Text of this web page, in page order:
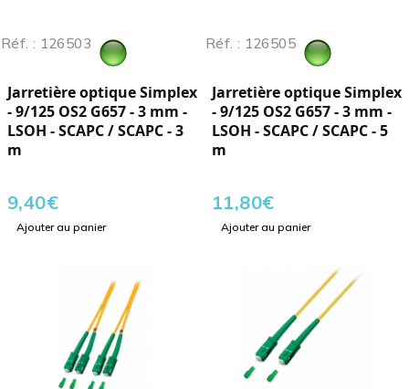
Réf. : 126503
Jarretière optique Simplex
- 9/125 OS2 G657 - 3 mm -
LSOH - SCAPC / SCAPC - 3
m
9,40€
Ajouter au panier
Réf. : 126505
Jarretière optique Simplex
- 9/125 OS2 G657 - 3 mm -
LSOH - SCAPC / SCAPC - 5
m
11,80€
Ajouter au panier